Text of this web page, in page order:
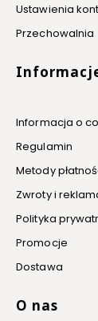
Ustawienia
Przechowalnia
Informacja o
Regulamin
Metody
Zwroty i
Polityka
Promocje
Dostawa
O nas